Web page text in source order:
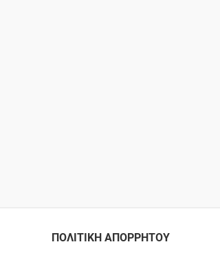
ΠΟΛΙΤΙΚΗ ΑΠΟΡΡΗΤΟΥ